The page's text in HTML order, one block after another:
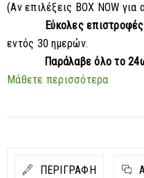
(Αν επιλέξεις BOX NOW για
Εύκολες επιστροφές
εντός 30 ημερών.
Παράλαβε όλο το
Μάθετε περισσότερα
ΠΕΡΙΓΡΑΦΗ